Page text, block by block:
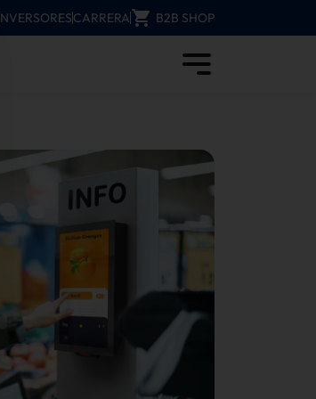
CARRERA B2B SHOP
cierra el cuadro de diálogo. Su función es idéntica a la del